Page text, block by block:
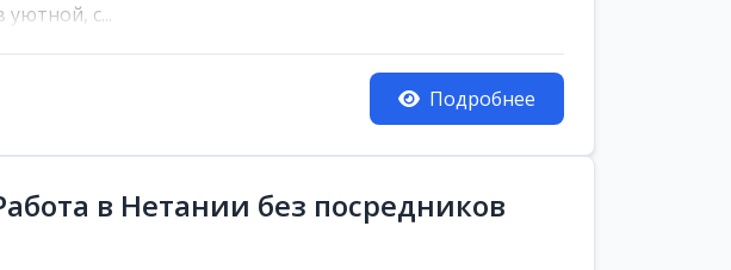
уютной, с...
Подробнее
в Нетании без посредников